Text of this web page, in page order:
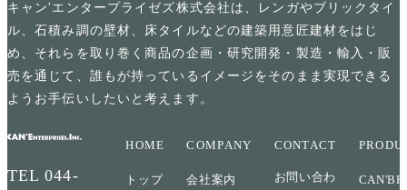
キャン'エンタープライゼズ株式会社は、レンガやブリックタイ
ル、石積み調の壁材、床タイルなどの建築用意匠建材をはじ
め、それらを取り巻く商品の企画・研究開発・製造・輸入・販
売を通じて、誰もが持っているイメージをそのまま実現できる
ようお手伝いしたいと考えます。
TEL044-
HOME
トップ
COMPANY
会社案内
CONTACT
お問い合わ